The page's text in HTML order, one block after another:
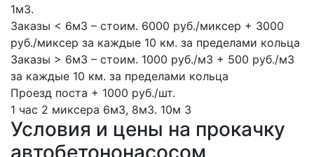
1м3.
Заказы < 6м3 – стоим. 6000 руб./миксер + 3000
руб./миксер за каждые 10 км. за пределами кольца
Заказы > 6м3 – стоим. 1000 руб./м3 + 500 руб./м3
за каждые 10 км. за пределами кольца
Проезд поста + 1000 руб./шт.
1 час 2 миксера 6м3, 8м3. 10м 3
Условия и цены на прокачку
автобетононасосом